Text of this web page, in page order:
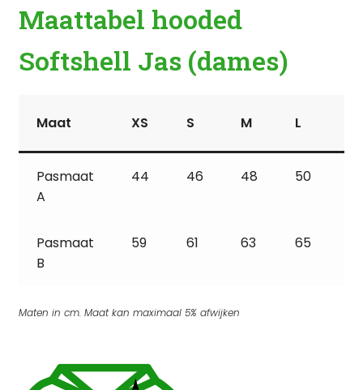
Maattabel hooded
Softshell Jas (dames)
Maat XS S M L
Pasmaat
A
44 46 48 50
Pasmaat
B
59 61 63 65
Maten in cm. Maat kan maximaal 5% afwijken